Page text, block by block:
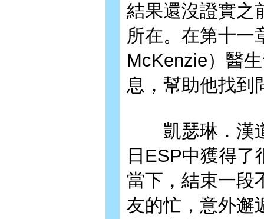
結果還沒證實之
所在。在第十一
McKenzie）醫
息，幫助他找到
凱瑟琳．漢道
日ESP中獲得
當下，結束一段
友的忙，意外邂